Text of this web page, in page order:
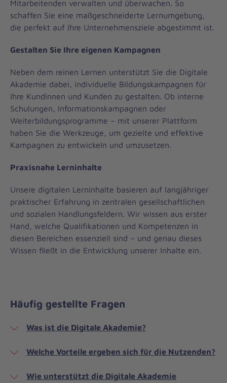
Mitarbeitenden verwalten und überwachen. So
schaffen Sie eine maßgeschneiderte Lernumgebung,
die perfekt auf Ihre Unternehmensziele abgestimmt ist.
Gestalten Sie Ihre eigenen Kampagnen
Neben dem reinen Lernen unterstützt Sie die Digitale
Akademie dabei, individuelle Bildungskampagnen für
Ihre Kundinnen und Kunden zu gestalten. Ob interne
Schulungen, Informationskampagnen oder
Weiterbildungsprogramme – mit unserer Plattform
haben Sie die Werkzeuge, um gezielte und effektive
Kampagnen zu entwickeln und umzusetzen.
Praxisnahe Lerninhalte
Unsere digitalen Lerninhalte basieren auf langjähriger
praktischer Erfahrung in zentralen gesellschaftlichen
und sozialen Handlungsfeldern. Wir wissen aus erster
Hand, welche Qualifikationen und Kompetenzen in
diesen Bereichen essenziell sind – und genau dieses
Wissen fließt in die Entwicklung unserer Inhalte ein.
Häufig gestellte Fragen
Was ist die Digitale Akademie?
Welche Vorteile ergeben sich für die Nutzenden?
Wie unterstützt die Digitale Akademie